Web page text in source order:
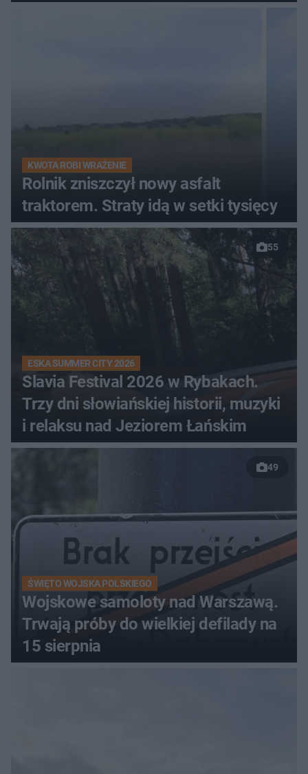
zgłosił
KWOTA ROBI WRAŻENIE
Rolnik zniszczył nowy asfalt
traktorem. Straty idą w setki tysięcy
55
ESKA SUMMER CITY 2026
Slavia Festival 2026 w Rybakach.
Trzy dni słowiańskiej historii, muzyki
i relaksu nad Jeziorem Łańskim
49
ŚWIĘTO WOJSKA POLSKIEGO
Wojskowe samoloty nad Warszawą.
Trwają próby do wielkiej defilady na
15 sierpnia